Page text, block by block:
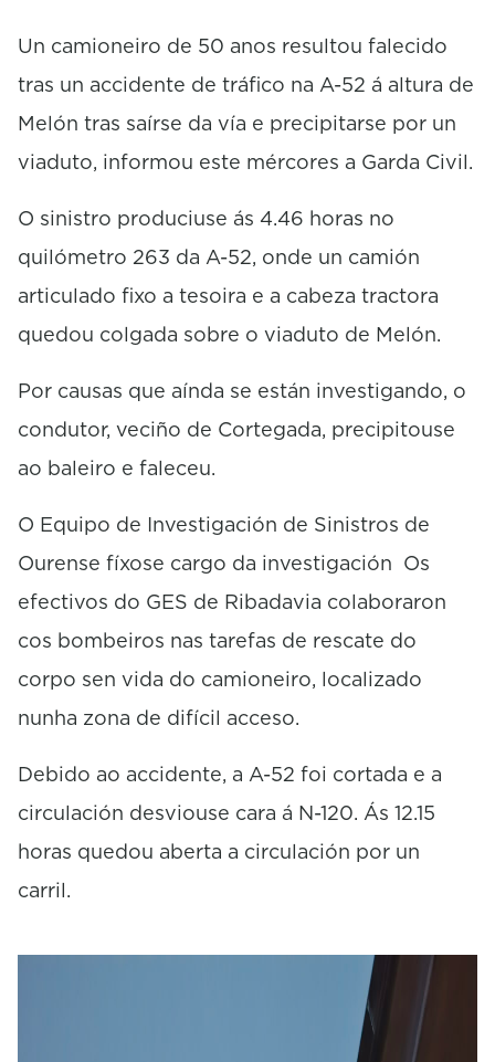
t
s
1
s
c
o
n
s
Un camioneiro de 50 anos resultou falecido
tras un accidente de tráfico na A-52 á altura de
Melón tras saírse da vía e precipitarse por un
viaduto, informou este mércores a Garda Civil.
O sinistro produciuse ás 4.46 horas no
quilómetro 263 da A-52, onde un camión
articulado fixo a tesoira e a cabeza tractora
quedou colgada sobre o viaduto de Melón.
Por causas que aínda se están investigando, o
condutor, veciño de Cortegada, precipitouse
ao baleiro e faleceu.
O Equipo de Investigación de Sinistros de
Ourense fíxose cargo da investigación Os
efectivos do GES de Ribadavia colaboraron
cos bombeiros nas tarefas de rescate do
corpo sen vida do camioneiro, localizado
nunha zona de difícil acceso.
Debido ao accidente, a A-52 foi cortada e a
circulación desviouse cara á N-120. Ás 12.15
horas quedou aberta a circulación por un
carril.